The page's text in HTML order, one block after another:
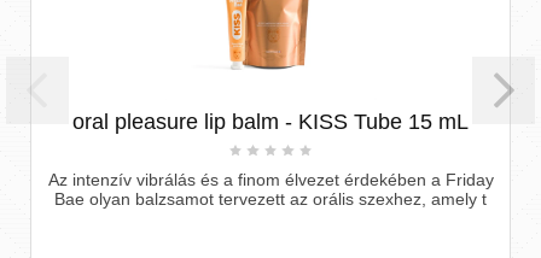
oral pleasure lip balm - KISS Tube 15 mL
Az intenzív vibrálás és a finom élvezet érdekében a Friday
Bae olyan balzsamot tervezett az orális szexhez, amely t